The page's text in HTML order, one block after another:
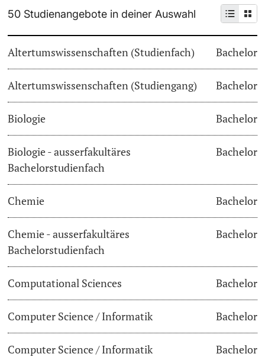
Doktorierende
Fördernde & Alumni
weitere Informationen
Dozierende
Informationen, Veranstaltungen & Schnuppern
Studienberatung
Studienfachberatung
Im Studium
Vorlesungsverzeichnis
Belegen
Termine & Fristen
Dokumente und Verifikation
«Start Smart»-Week
Weiterbildung
Universität
50 Studienangebote in deiner Auswahl
Altertumswissenschaften (Studienfach) Bachelor
Altertumswissenschaften (Studiengang) Bachelor
Biologie Bachelor
Biologie - ausserfakultäres
Bachelorstudienfach
Bachelor
Chemie Bachelor
Chemie - ausserfakultäres
Bachelorstudienfach
Bachelor
Computational Sciences Bachelor
Computer Science / Informatik Bachelor
Computer Science / Informatik
Bachelor